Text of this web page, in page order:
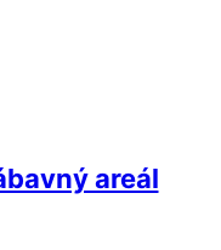
areál